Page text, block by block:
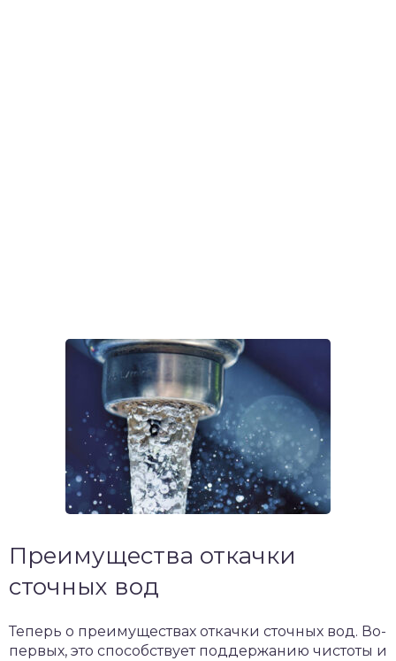
Преимущества откачки
сточных вод
Теперь о преимуществах откачки сточных вод. Во-
первых, это способствует поддержанию чистоты и